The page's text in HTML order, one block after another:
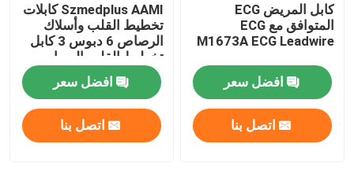
كابل المريض ECG
المتوافق مع ECG
M1673A ECG Leadwire
افضل سعر
اتصل بنا
Szmedplus AAMI كابلات
تخطيط القلب وأسلاك
الرصاص 6 دبوس 3 كابل
تخطيط القلب الرصاصي
TPU AHA Clip
افضل سعر
اتصل بنا